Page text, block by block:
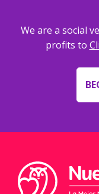
We are a social
profits to